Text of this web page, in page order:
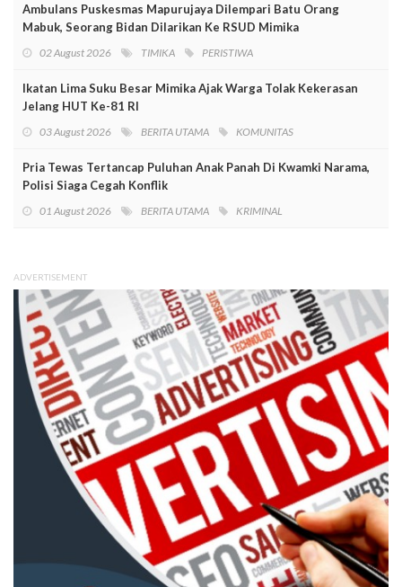
Ambulans Puskesmas Mapurujaya Dilempari Batu Orang
Mabuk, Seorang Bidan Dilarikan Ke RSUD Mimika
02 August 2026 TIMIKA PERISTIWA
Ikatan Lima Suku Besar Mimika Ajak Warga Tolak Kekerasan
Jelang HUT Ke-81 RI
03 August 2026 BERITA UTAMA KOMUNITAS
Pria Tewas Tertancap Puluhan Anak Panah Di Kwamki Narama,
Polisi Siaga Cegah Konflik
01 August 2026 BERITA UTAMA KRIMINAL
ADVERTISEMENT